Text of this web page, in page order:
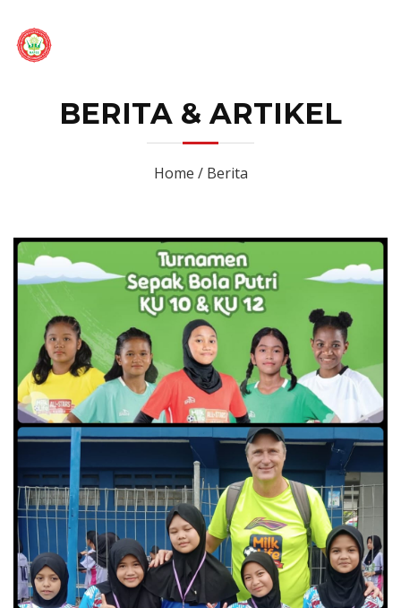
BERITA & ARTIKEL
Home / Berita